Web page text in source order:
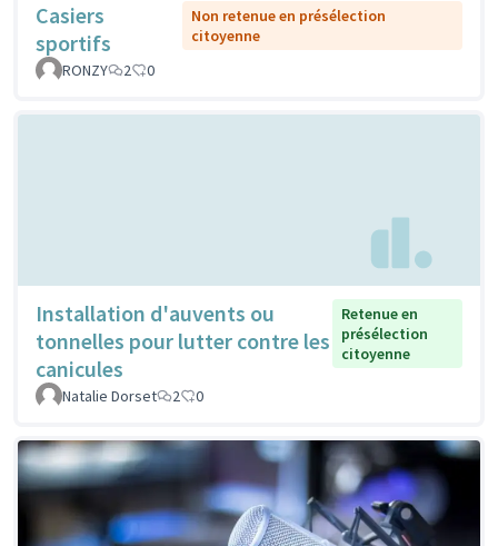
Casiers
sportifs
Non retenue en présélection
citoyenne
RONZY
2 0
Installation d'auvents ou
tonnelles pour lutter contre les
canicules
Retenue en
présélection
citoyenne
Natalie Dorset 2 0